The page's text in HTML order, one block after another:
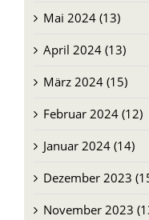
April 2024 (13)
März 2024 (15)
Februar 2024 (12)
Januar 2024 (14)
Dezember 2023 (15)
November 2023
Oktober 2023 (14)